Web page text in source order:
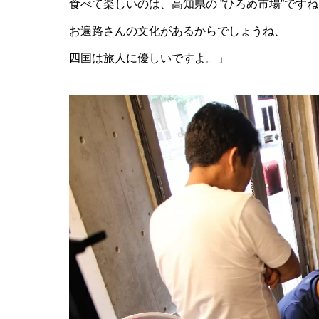
食べて楽しいのは、高知県の ”ひろめ市場”です
お遍路さんの文化があるからでしょうね、
四国は旅人に優しいですよ。」